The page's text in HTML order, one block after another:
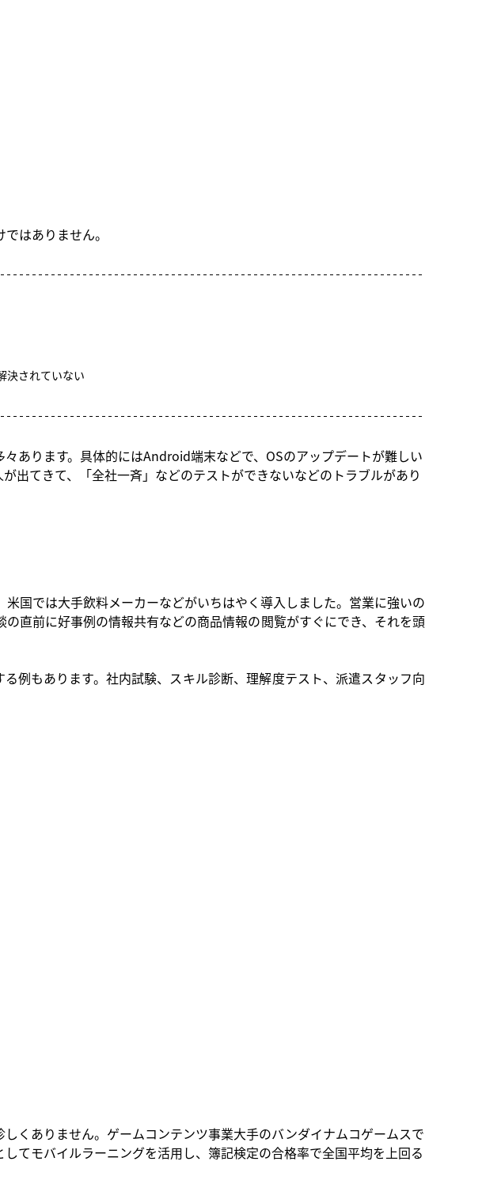
はありません。
決されていない
あります。具体的にはAndroid端末などで、OSのアップデートが難しい
出てきて、「全社一斉」などのテストができないなどのトラブルがあり
国では大手飲料メーカーなどがいちはやく導入しました。営業に強いの
直前に好事例の情報共有などの商品情報の閲覧がすぐにでき、それを頭
例もあります。社内試験、スキル診断、理解度テスト、派遣スタッフ向
くありません。ゲームコンテンツ事業大手のバンダイナムコゲームスで
てモバイルラーニングを活用し、簿記検定の合格率で全国平均を上回る